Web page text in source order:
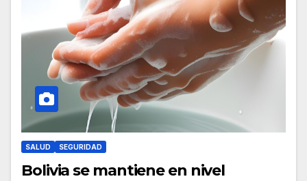
SALUD SEGURIDAD
Bolivia se mantiene en nivel